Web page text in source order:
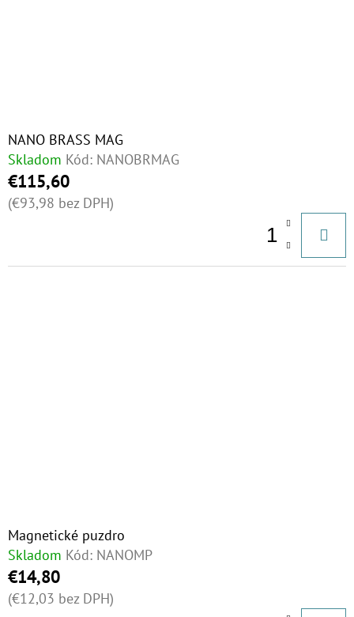
NANO BRASS MAG
Skladom Kód: NANOBRMAG
€115,60
(€93,98 bez DPH)
Magnetické puzdro
Skladom Kód: NANOMP
€14,80
(€12,03 bez DPH)